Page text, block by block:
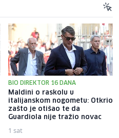
BIO DIREKTOR 16 DANA
Maldini o raskolu u
italijanskom nogometu: Otkrio
zašto je otišao te da
Guardiola nije tražio novac
1 sat